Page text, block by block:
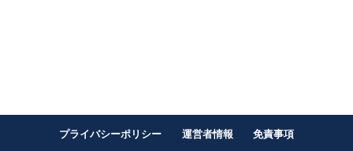
プライバシーポリシー 運営者情報 免責事項